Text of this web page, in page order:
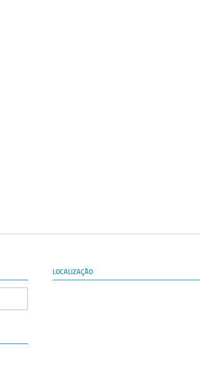
LOCALIZAÇÃO